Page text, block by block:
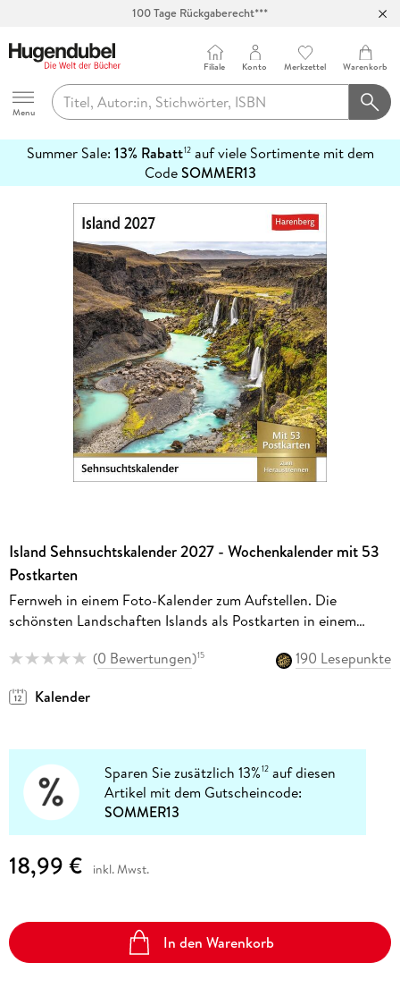
100 Tage Rückgaberecht***
Hugendubel
Menu
Filiale Konto Merkzettel Warenkorb
Summer Sale: 13% Rabatt12auf viele Sortimente mit dem
CodeSOMMER13
erfahren
Island Sehnsuchtskalender 2027 - Wochenkalender mit 53
Postkarten
Fernweh in einem Foto-Kalender zum Aufstellen. Die
schönsten Landschaften Islands als Postkarten in einem
(0 Bewertungen)15
190 Lesepunkte
Kalender
Sparen Sie zusätzlich 13%12 auf diesen
Artikel mit dem Gutscheincode:
SOMMER13
18,99 € inkl. Mwst.
In den Warenkorb